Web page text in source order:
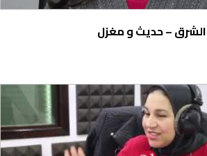
– حديث و مغزل